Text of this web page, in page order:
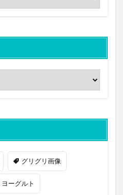
グリグリ画像
ヨーグルト